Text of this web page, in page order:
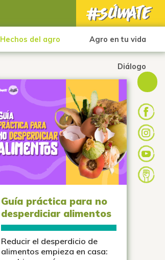
Hechos del agro Agro en tu vida
Diálogo
Guía práctica para no
desperdiciar alimentos
Reducir el desperdicio de
alimentos empieza en casa: